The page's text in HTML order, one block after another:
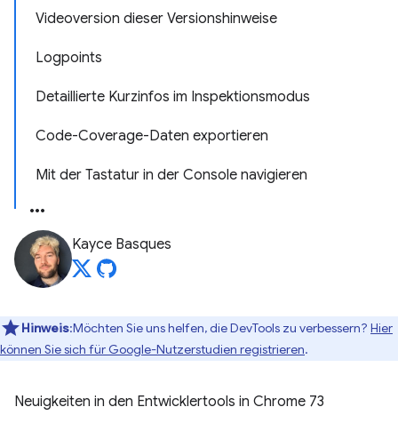
Videoversion dieser Versionshinweise
Logpoints
Detaillierte Kurzinfos im Inspektionsmodus
Code-Coverage-Daten exportieren
Mit der Tastatur in der Console navigieren
Kayce Basques
Hinweis:Möchten Sie uns helfen, die DevTools zu verbessern? Hier
können Sie sich für Google-Nutzerstudien registrieren.
Neuigkeiten in den Entwicklertools in Chrome 73